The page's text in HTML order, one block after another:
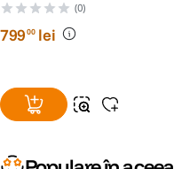
(0)
79900 lei